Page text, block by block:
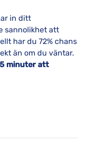
in ditt
sannolikhet att
har du 72% chans
än om du väntar.
minuter att